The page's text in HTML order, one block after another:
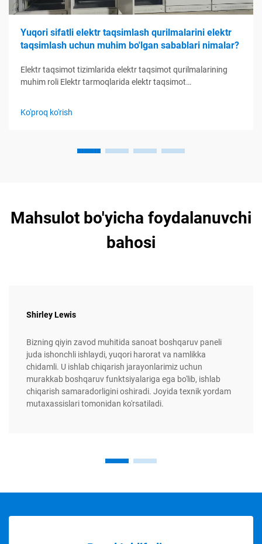
Yuqori sifatli elektr taqsimlash qurilmalarini elektr
taqsimlash uchun muhim bo'lgan sabablari nimalar?
Elektr taqsimot tizimlarida elektr taqsimot qurilmalarining
muhim roli Elektr tarmoqlarida elektr taqsimot
kabi xizmat qiladi, elektr zanjirlarini nazorat qilish, himoya
Ko'proq ko'rish
Mahsulot bo'yicha foydalanuvchi
bahosi
Shirley Lewis
Bizning qiyin zavod muhitida sanoat boshqaruv paneli
juda ishonchli ishlaydi, yuqori harorat va namlikka
chidamli. U ishlab chiqarish jarayonlarimiz uchun
murakkab boshqaruv funktsiyalariga ega bo'lib, ishlab
chiqarish samaradorligini oshiradi. Joyida texnik yordam
mutaxassislari tomonidan ko'rsatiladi.